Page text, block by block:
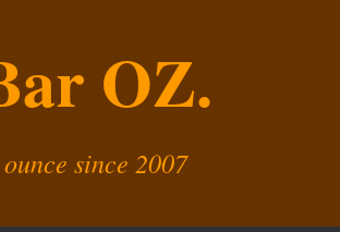
OZ.
ounce since 2007